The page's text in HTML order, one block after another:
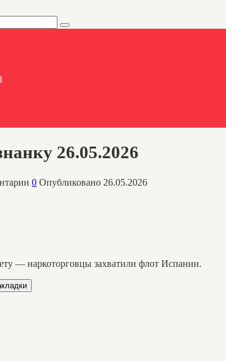
26.05.2026
0 Опубликовано 26.05.2026
— наркоторговцы захватили флот Испании.